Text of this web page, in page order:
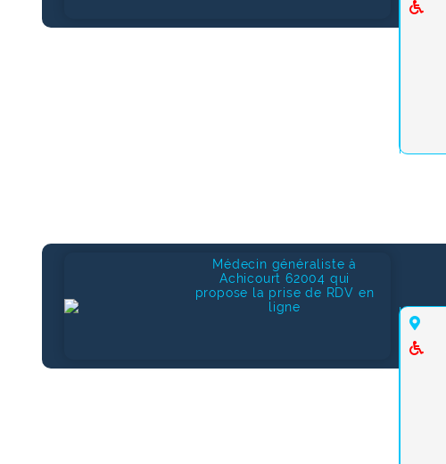
Médecin généraliste à
Achicourt 62004 qui
propose la prise de RDV en
ligne